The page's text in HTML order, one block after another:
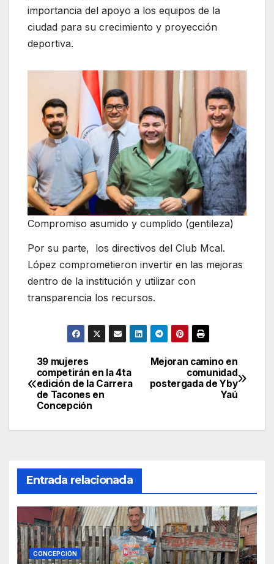
importancia del apoyo a los equipos de la
ciudad para su crecimiento y proyección
deportiva.
Compromiso asumido y cumplido (gentileza)
Por su parte, los directivos del Club Mcal.
López comprometieron invertir en las mejoras
dentro de la institución y utilizar con
transparencia los recursos.
Navegación
de
entradas
Mejoran camino en
comunidad
postergada de Yby
Yaú
39 mujeres
competirán en la 4ta
edición de la Carrera
de Tacones en
Concepción
Entrada relacionada
CONCEPCIÓN